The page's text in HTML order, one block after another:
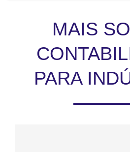
MAIS
PARA